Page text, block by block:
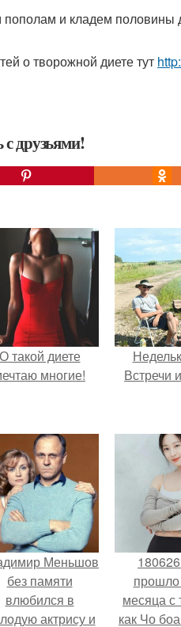
пополам и кладем половины
о творожной диете тут
друзьями!
О такой диете
многие!
Встречи
Меньшов
без памяти
влюбился в
актрису и
месяца с
как Чо